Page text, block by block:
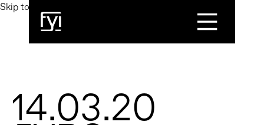
Skip to main content
Toggle Menu
14.03.20